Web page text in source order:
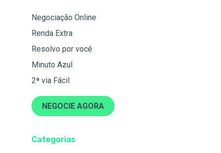
Negociação Online
Renda Extra
Resolvo por você
Minuto Azul
2ª via Fácil
NEGOCIE AGORA
Categorias